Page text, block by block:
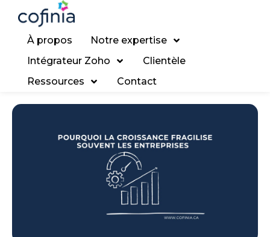
À propos
Notre expertise
Intégrateur Zoho
Clientèle
Ressources
Contact